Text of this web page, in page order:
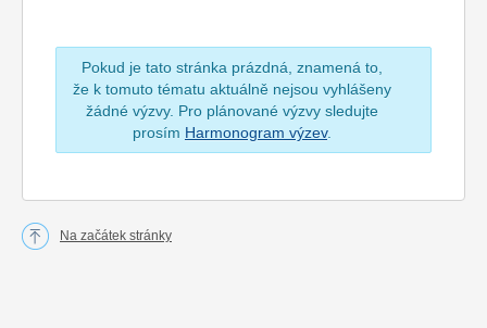
Pokud je tato stránka prázdná, znamená to,
že k tomuto tématu aktuálně nejsou vyhlášeny
žádné výzvy. Pro plánované výzvy sledujte
prosím Harmonogram výzev.
Na začátek stránky